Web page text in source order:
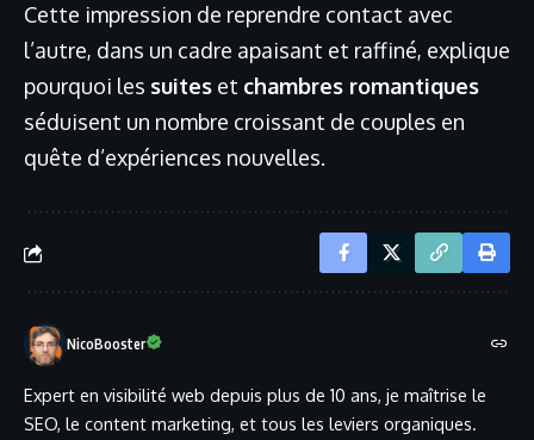
Cette impression de reprendre contact avec
l’autre, dans un cadre apaisant et raffiné, explique
pourquoi les suites et chambres romantiques
séduisent un nombre croissant de couples en
quête d’expériences nouvelles.
NicoBooster
Expert en visibilité web depuis plus de 10 ans, je maîtrise le
SEO, le content marketing, et tous les leviers organiques.